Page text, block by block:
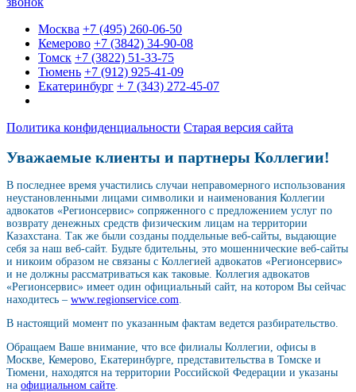
Москва +7 (495) 260-06-50
Кемерово +7 (3842) 34-90-08
Томск +7 (3822) 51-33-75
Тюмень +7 (912) 925-41-09
Екатеринбург + 7 (343) 272-45-07
Политика конфиденциальности Старая версия сайта
Уважаемые клиенты и партнеры Коллегии!
В последнее время участились случаи неправомерного использования
неустановленными лицами символики и наименования Коллегии
адвокатов «Регионсервис» сопряженного с предложением услуг по
возврату денежных средств физическим лицам на территории
Казахстана. Так же были созданы поддельные веб-сайты, выдающие
себя за наш веб-сайт. Будьте бдительны, это мошеннические веб-сайты
и никоим образом не связаны с Коллегией адвокатов «Регионсервис»
и не должны рассматриваться как таковые. Коллегия адвокатов
«Регионсервис» имеет один официальный сайт, на котором Вы сейчас
находитесь – www.regionservice.com
В настоящий момент по указанным фактам ведется разбирательство.
Обращаем Ваше внимание, что все филиалы Коллегии, офисы в
Москве, Кемерово, Екатеринбурге, представительства в Томске и
Тюмени, находятся на территории Российской Федерации и указаны
на официальном сайте